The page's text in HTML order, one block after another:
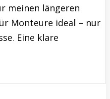
meinen längeren
Monteure ideal – nur
Eine klare